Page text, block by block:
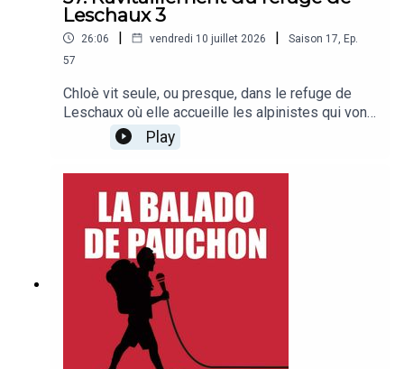
Leschaux 3
26:06 | vendredi 10 juillet 2026 | Saison 17 Ep.
57
Chloè vit seule, ou presque, dans le refuge de
Leschaux où elle accueille les alpinistes qui vont
gravir les Grandes Jorasses. Tout n'est pas
simple mais le cadre est exceptionnel, et quand
l'Aiguille du Midi, la vie est belle. Bonne balado !
Play